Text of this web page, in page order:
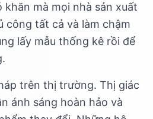
mà mọi nhà sản xuất
công tất cả và làm chậm
lấy mẫu thống kê rồi để
trên thị trường. Thị giác
ánh sáng hoàn hảo và